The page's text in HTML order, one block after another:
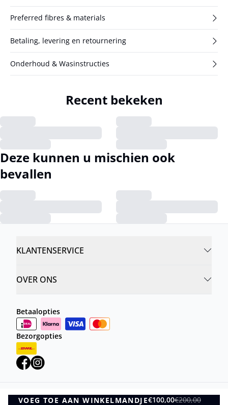
VOEG TOE AAN WINKELMANDJE€100,00€200,00
Preferred fibres & materials
Betaling, levering en retournering
Onderhoud & Wasinstructies
Recent bekeken
Deze kunnen u mischien ook
bevallen
KLANTENSERVICE
OVER ONS
Betaalopties
Bezorgopties
Privacybeleid Algemene Voorwaarden